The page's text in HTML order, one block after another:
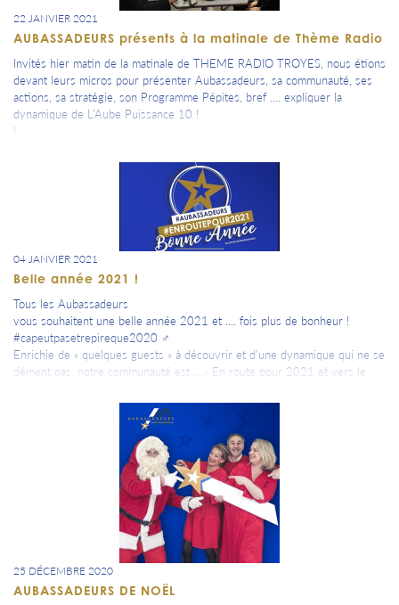
22 JANVIER 2021
AUBASSADEURS présents à la matinale de Thème Radio
Invités hier matin de la matinale de THEME RADIO TROYES, nous étions
devant leurs micros pour présenter Aubassadeurs, sa communauté, ses
actions, sa stratégie, son Programme Pépites, bref .... expliquer la
dynamique de L’Aube Puissance 10 !
!
04 JANVIER 2021
Belle année 2021 !
Tous les Aubassadeurs
vous souhaitent une belle année 2021 et .... fois plus de bonheur !
#capeutpasetrepireque2020 ‍♂
Enrichie de « quelques guests » à découvrir et d’une dynamique qui ne se
dément pas, notre communauté est ....« En route pour 2021 et vers le
25 DÉCEMBRE 2020
AUBASSADEURS DE NOËL